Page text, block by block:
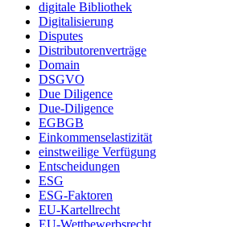
digitale Bibliothek
Digitalisierung
Disputes
Distributorenverträge
Domain
DSGVO
Due Diligence
Due-Diligence
EGBGB
Einkommenselastizität
einstweilige Verfügung
Entscheidungen
ESG
ESG-Faktoren
EU-Kartellrecht
EU-Wettbewerbsrecht